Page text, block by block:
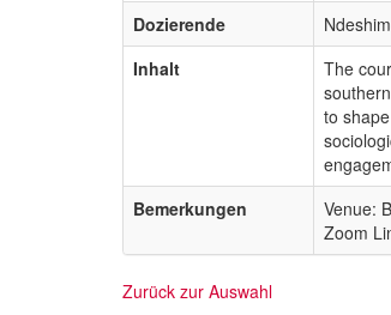
Dozierende
Inhalt
The
to
Bemerkungen
Venue:
Zoom
Zurück zur Auswahl